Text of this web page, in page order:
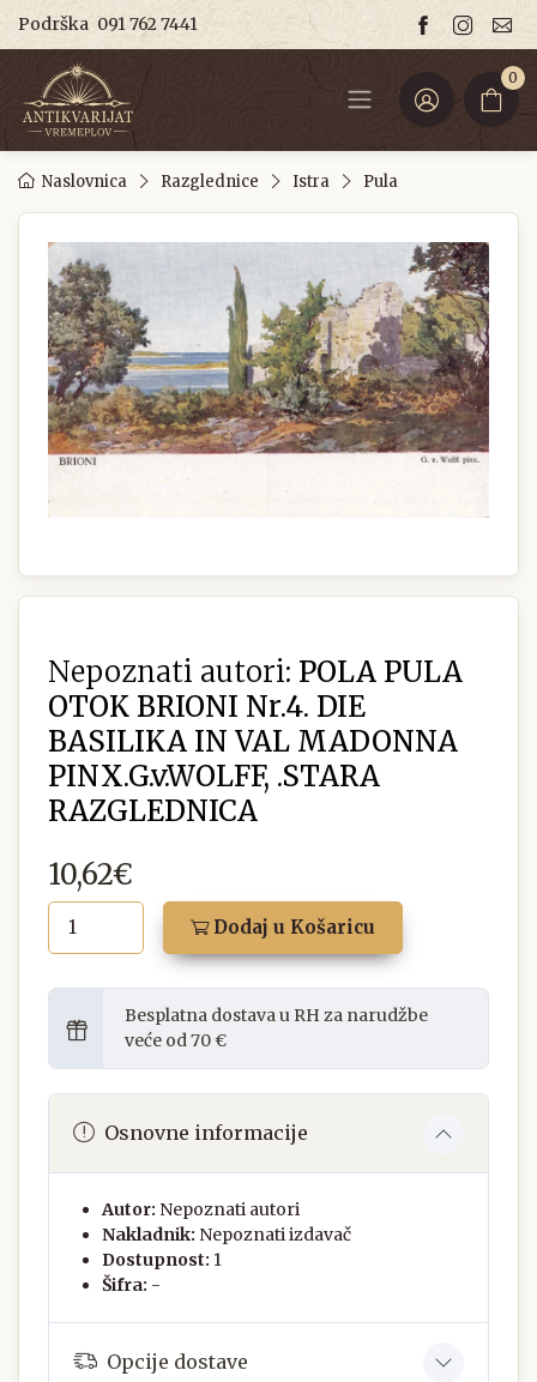
Podrška 091 762 7441
0
Naslovnica Razglednice Istra Pula
Nepoznati autori: POLA PULA
OTOK BRIONI Nr.4. DIE
BASILIKA IN VAL MADONNA
PINX.G.v.WOLFF, .STARA
RAZGLEDNICA
10,62€
Dodaj u Košaricu
Besplatna dostava u RH za narudžbe
veće od 70 €
Osnovne informacije
Autor: Nepoznati autori
Nakladnik: Nepoznati izdavač
Dostupnost: 1
Šifra: -
Opcije dostave